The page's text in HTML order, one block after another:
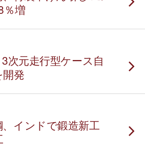
％増
次元走行型ケース自
発
インドで鍛造新工